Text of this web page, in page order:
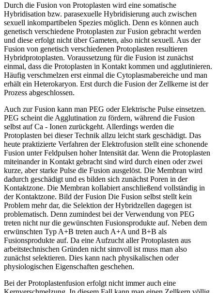
Durch die Fusion von Protoplasten wird eine somatische
Hybridisation bzw. parasexuelle Hybridisierung auch zwischen
sexuell inkompartibelen Spezies möglich. Denn es können auch
genetisch verschiedene Protoplasten zur Fusion gebracht werden
und diese erfolgt nicht über Gameten, also nicht sexuell. Aus der
Fusion von genetisch verschiedenen Protoplasten resultieren
Hybridprotoplasten. Voraussetzung für die Fusion ist zunächst
einmal, dass die Protoplasten in Kontakt kommen und agglutinieren.
Häufig verschmelzen erst einmal die Cytoplasmabereiche und man
erhält ein Heterokaryon. Erst durch die Fusion der Zellkerne ist der
Prozess abgeschlossen.
Auch zur Fusion kann man PEG oder Elektrische Pulse einsetzen.
PEG scheint die Agglutination zu fördern, während die Fusion
selbst auf Ca - Ionen zurückgeht. Allerdings werden die
Protoplasten bei dieser Technik allzu leicht stark geschädigt. Das
heute praktizierte Verfahren der Elektrofusion stellt eine schonende
Fusion unter Feldpulsen hoher Intensität dar. Wenn die Protoplasten
miteinander in Kontakt gebracht sind wird durch einen oder zwei
kurze, aber starke Pulse die Fusion ausgelöst. Die Membran wird
dadurch geschädigt und es bilden sich zunächst Poren in der
Kontaktzone. Die Membran kollabiert anschließend vollständig in
der Kontaktzone. Bild der Fusion Die Fusion selbst stellt kein
Problem mehr dar, die Selektion der Hybridzellen dagegen ist
problematisch. Denn zumindest bei der Verwendung von PEG
treten nicht nur die gewünschten Fusionsprodukte auf. Neben dem
erwünschten Typ A+B treten auch A+A und B+B als
Fusionsprodukte auf. Da eine Aufzucht aller Protoplasten aus
arbeitstechnischen Gründen nicht sinnvoll ist muss man also
zunächst selektieren. Dies kann nach physikalischen oder
physiologischen Eigenschaften geschehen.
Bei der Protoplastenfusion erfolgt nicht immer auch eine